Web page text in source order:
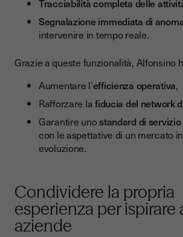
Tracciabilità completa delle
Segnalazione immediata di
intervenire in tempo reale.
Grazie a queste funzionalità, Alfonsino
Aumentare l’efficienza operativa,
Rafforzare lafiducia del network
Garantire unostandard di
con le aspettative di un mercato
evoluzione.
Condividere la propria
esperienza per ispirare
aziende